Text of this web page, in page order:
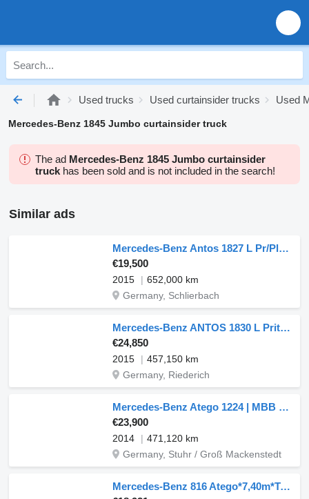
Used trucks Used curtainsider trucks Used
Mercedes-Benz 1845 Jumbo curtainsider truck
The ad Mercedes-Benz 1845 Jumbo curtainsider
truck has been sold and is not included in the search!
Similar ads
Mercedes-Benz Antos 1827 L Pr/Plane Rungentaschen E6
€19,500
2015
652,000 km
Germany, Schlierbach
Mercedes-Benz ANTOS 1830 L Pritsche/Plane 7,30 m
€24,850
2015
457,150 km
Germany, Riederich
Mercedes-Benz Atego 1224 | MBB 2000K LBW*Edscha*Klima*AHK*1.Hd
€23,900
2014
471,120 km
Germany, Stuhr / Groß Mackenstedt
Mercedes-Benz 816 Atego*7,40m*TANG Alu Aufbau*3t Nutzlast*TOP!